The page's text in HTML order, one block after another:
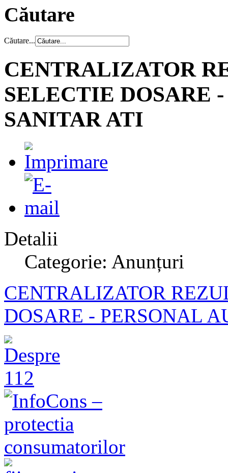
Căutare
Căutare...
CENTRALIZATOR
SELECTIE DOSARE
SANITAR ATI
Detalii
Categorie: Anunțuri
CENTRALIZATOR
DOSARE - PERSONAL